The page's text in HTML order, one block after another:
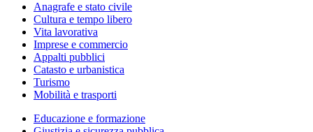
Anagrafe e stato civile
Cultura e tempo libero
Vita lavorativa
Imprese e commercio
Appalti pubblici
Catasto e urbanistica
Turismo
Mobilità e trasporti
Educazione e formazione